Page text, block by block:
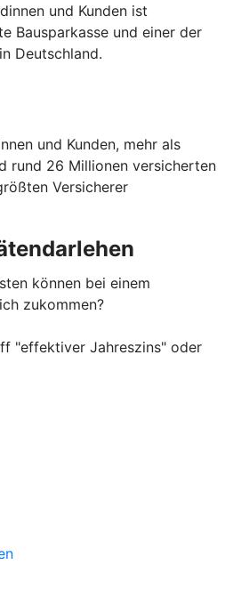
und Kunden ist
Bausparkasse und einer der
Deutschland.
und Kunden, mehr als
rund 26 Millionen versicherten
Versicherer
können bei einem
zukommen?
"effektiver Jahreszins" oder